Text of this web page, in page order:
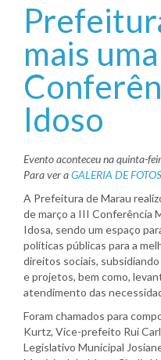
mais uma
Idoso
Evento aconteceu na quinta-
Para ver aGALERIA DE
A Prefeitura de Marau
de março a III Conferência
Idosa, sendo um espaço
políticas públicas para a
direitos sociais,
e projetos, bem como,
atendimento das
Foram chamados para
Kurtz, Vice-prefeito Rui
Legislativo Municipal